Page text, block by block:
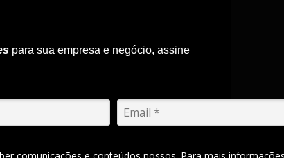
para sua empresa e negócio, assine